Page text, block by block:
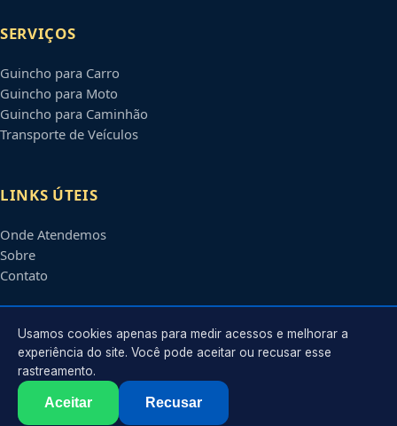
SERVIÇOS
Guincho para Carro
Guincho para Moto
Guincho para Caminhão
Transporte de Veículos
LINKS ÚTEIS
Onde Atendemos
Sobre
Contato
CONTATO
Atendimento em
contato@guinchosserra.com.br
2026 Serra
. Todos os direitos reservados.
Usamos cookies apenas para medir acessos e melhorar a
experiência do site. Você pode aceitar ou recusar esse
rastreamento.
Aceitar Recusar